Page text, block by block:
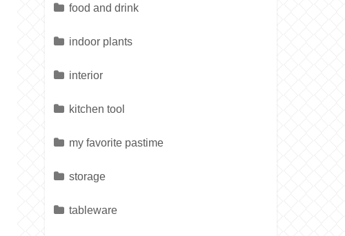
food and drink
indoor plants
interior
kitchen tool
my favorite pastime
storage
tableware